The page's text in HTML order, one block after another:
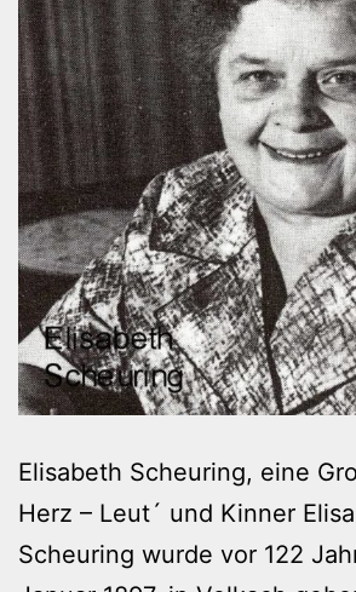
Elisabeth Scheuring, eine
Herz – Leut´ und Kinner
Scheuring wurde vor 122